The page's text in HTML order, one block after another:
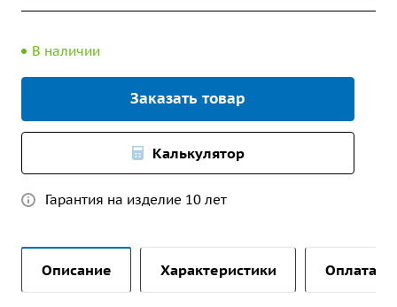
В наличии
Заказать товар
Калькулятор
Гарантия на изделие 10 лет
Описание Характеристики Оплата и